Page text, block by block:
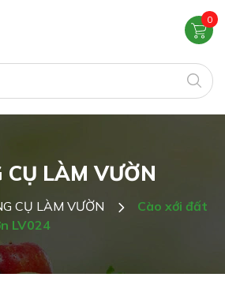
0
CỤ LÀM VƯỜN
CỤ LÀM VƯỜN
Cào xới đất
LV024